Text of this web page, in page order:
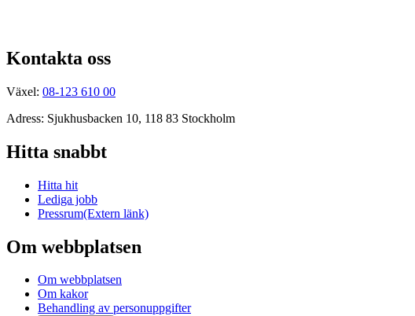
Kontakta oss
Växel: 08-123 610 00
Adress: Sjukhusbacken 10, 118 83 Stockholm
Hitta snabbt
Hitta hit
Lediga jobb
Pressrum(Extern länk)
Om webbplatsen
Om webbplatsen
Om kakor
Behandling av personuppgifter